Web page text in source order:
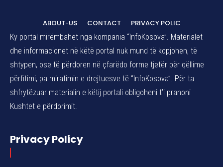
ABOUT-US CONTACT
PRIVACY POLIC
Ky portal mirëmbahet nga kompania “InfoKosova”. Materialet
dhe informacionet në këtë portal nuk mund të kopjohen, të
shtypen, ose të përdoren në çfarëdo forme tjetër për qëllime
përfitimi, pa miratimin e drejtuesve të “InfoKosova”. Për ta
shfrytëzuar materialin e këtij portali obligoheni t’i pranoni
Kushtet e përdorimit.
Privacy Policy